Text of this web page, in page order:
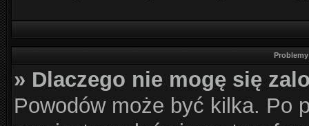
» Dlaczego nie mogę się
Powodów może być kilka. Po